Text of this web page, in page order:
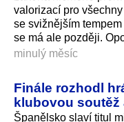
valorizací pro
se svižnějším
se má ale později.
minulý měsíc
Finále rozhodl
klubovou
Španělsko slaví titul